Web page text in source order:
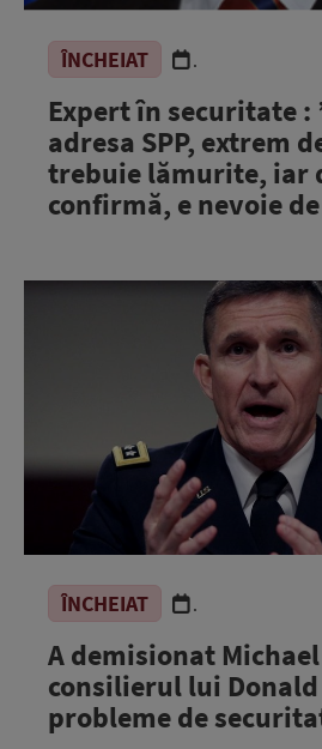
ÎNCHEIAT .
Expert în securitate :
adresa SPP, extrem
trebuie lămurite, iar
confirmă, e nevoie
ÎNCHEIAT .
A demisionat
consilierul lui
probleme de